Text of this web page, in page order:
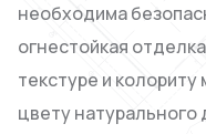
необходима
огнестойкая
текстуре и
цвету натурального